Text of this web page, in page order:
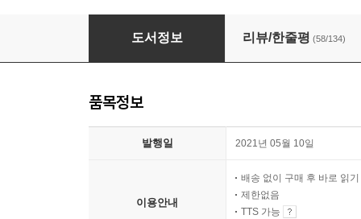
마션 (개정판)
도서정보 리뷰/한줄평 (58/134)
품목정보
발행일 2021년 05월 10일
이용안내
배송 없이 구매 후 바로 읽기
제한없음
TTS 가능